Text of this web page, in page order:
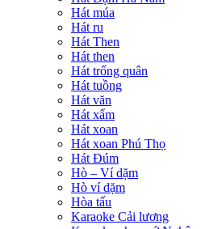
Hát múa
Hát ru
Hát Then
Hát then
Hát trống quân
Hát tuồng
Hát văn
Hát xẩm
Hát xoan
Hát xoan Phú Thọ
Hát Đúm
Hò – Ví dặm
Hò ví dặm
Hòa tấu
Karaoke Cải lương